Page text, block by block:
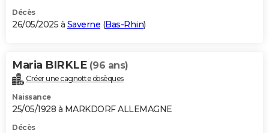
S'inscrire
Se connecter
Lycées
Collèges
Primaires
Universités
Entreprises
Service militaire
Avis de recherche
AVIS DE DÉCÈS
Bricolage
Lifestyle
Culture
Sport
Auto
Television
Voyage
Cinema
Décès
26/05/2025 à Saverne (Bas-Rhin)
Maria BIRKLE (96 ans)
Créer une cagnotte obsèques
Naissance
25/05/1928 à MARKDORF ALLEMAGNE
Décès